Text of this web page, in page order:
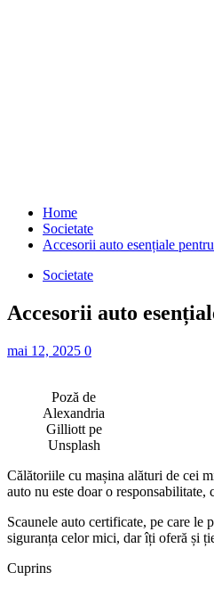
Home
Societate
Accesorii auto esențiale
Societate
Accesorii auto
mai 12, 2025 0
Poză de
Alexandria
Gilliott pe
Unsplash
Călătoriile cu mașina alături de cei
auto nu este doar o responsabilitate,
Scaunele auto certificate, pe care le
siguranța celor mici, dar îți oferă și
Cuprins